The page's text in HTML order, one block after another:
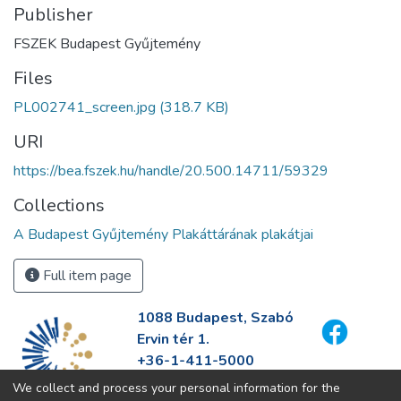
Publisher
FSZEK Budapest Gyűjtemény
Files
PL002741_screen.jpg (318.7 KB)
URI
https://bea.fszek.hu/handle/20.500.14711/59329
Collections
A Budapest Gyűjtemény Plakáttárának plakátjai
Full item page
1088 Budapest, Szabó
Ervin tér 1.
+36-1-411-5000
info@fszek.hu
We collect and process your personal information for the